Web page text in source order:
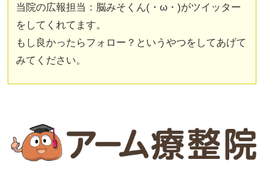
当院の広報担当：脳みそくん(・ω・)がツイッター
をしてくれてます。
もし良かったらフォロー？というやつをしてあげて
みてください。